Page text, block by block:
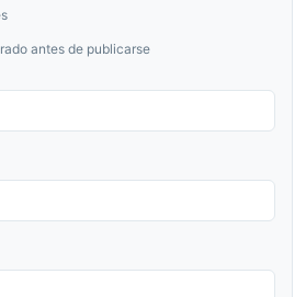
antes de publicarse